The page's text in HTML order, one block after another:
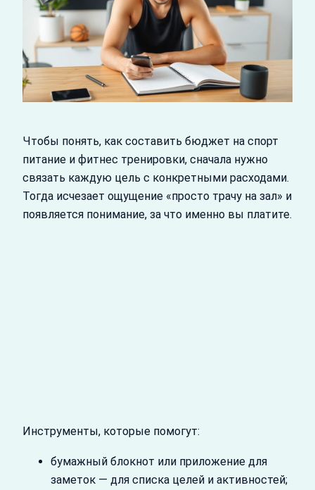
Чтобы понять, как составить бюджет на спорт
питание и фитнес тренировки, сначала нужно
связать каждую цель с конкретными расходами.
Тогда исчезает ощущение «просто трачу на зал» и
появляется понимание, за что именно вы платите.
Инструменты, которые помогут:
бумажный блокнот или приложение для
заметок — для списка целей и активностей;